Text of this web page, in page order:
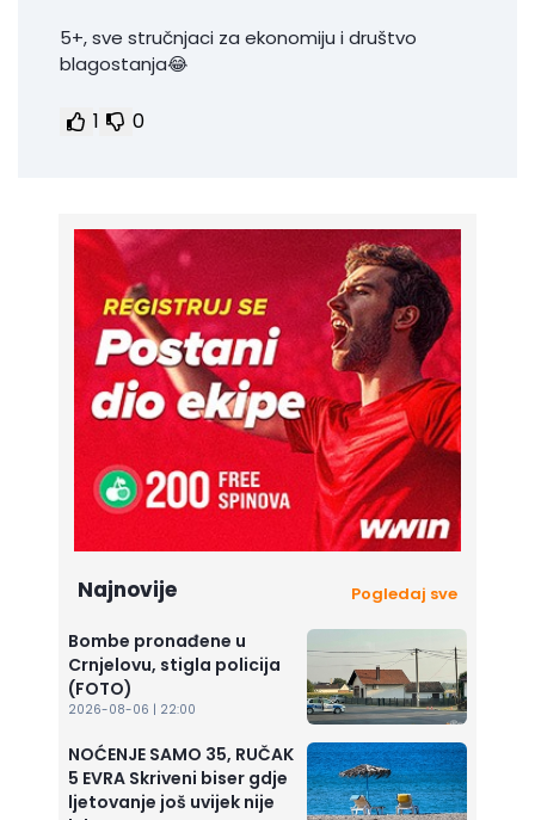
5+, sve stručnjaci za ekonomiju i društvo
blagostanja😂
1 0
Najnovije Pogledaj sve
Bombe pronađene u
Crnjelovu, stigla policija
(FOTO)
2026-08-06 | 22:00
NOĆENJE SAMO 35, RUČAK
5 EVRA Skriveni biser gdje
ljetovanje još uvijek nije